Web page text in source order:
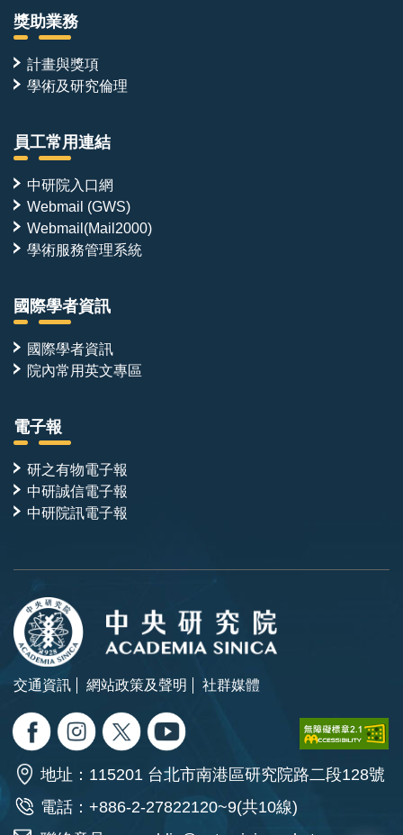
獎助業務
計畫與獎項
學術及研究倫理
員工常用連結
中研院入口網
Webmail (GWS)
Webmail(Mail2000)
學術服務管理系統
國際學者資訊
國際學者資訊
院內常用英文專區
電子報
研之有物電子報
中研誠信電子報
中研院訊電子報
交通資訊 網站政策及聲明 社群媒體
地址：115201 台北市南港區研究院路二段128號
電話：+886-2-27822120~9(共10線)